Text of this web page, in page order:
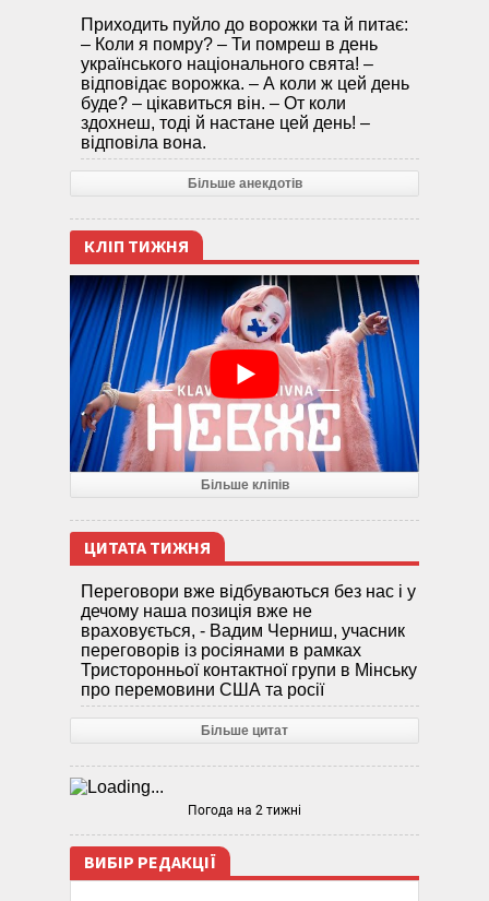
Приходить пуйло до ворожки та й питає:
– Коли я помру? – Ти помреш в день
українського національного свята! –
відповідає ворожка. – А коли ж цей день
буде? – цікавиться він. – От коли
здохнеш, тоді й настане цей день! –
відповіла вона.
Більше анекдотів
КЛІП ТИЖНЯ
Більше кліпів
ЦИТАТА ТИЖНЯ
Переговори вже відбуваються без нас і у
дечому наша позиція вже не
враховується, - Вадим Черниш, учасник
переговорів із росіянами в рамках
Тристоронньої контактної групи в Мінську
про перемовини США та росії
Більше цитат
Погода на 2 тижні
ВИБІР РЕДАКЦІЇ